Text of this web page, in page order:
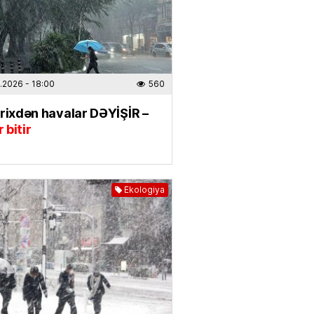
- 10:29 473
neft şirkətlərini çox pul
günahlandırdı
- 08:45 292
işıq olmayacaq
- 08:00 588
karta köçürmələrə LİMİT
- 18:00 560
havalar DƏYİŞİR –
bitir
Ekologiya